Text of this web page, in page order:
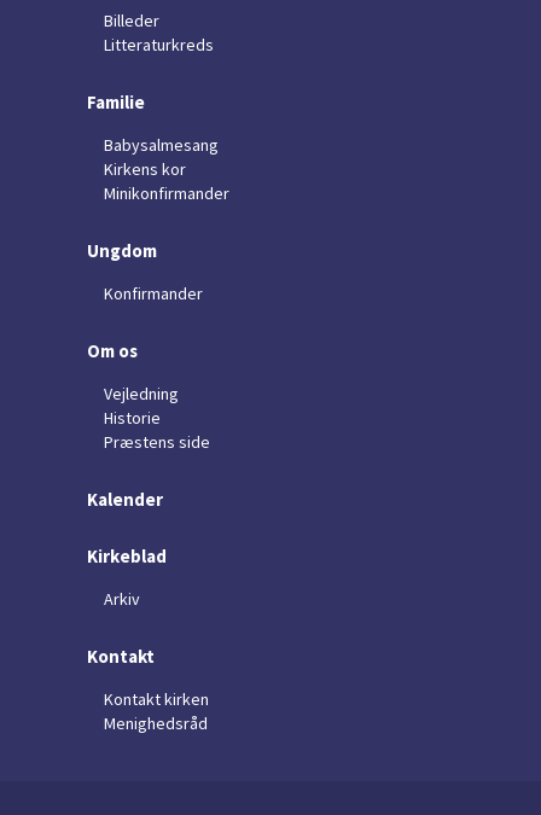
Billeder
Litteraturkreds
Familie
Babysalmesang
Kirkens kor
Minikonfirmander
Ungdom
Konfirmander
Om os
Vejledning
Historie
Præstens side
Kalender
Kirkeblad
Arkiv
Kontakt
Kontakt kirken
Menighedsråd